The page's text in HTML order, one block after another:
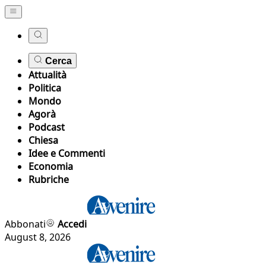
Cerca
Attualità
Politica
Mondo
Agorà
Podcast
Chiesa
Idee e Commenti
Economia
Rubriche
Abbonati
Accedi
August 8, 2026